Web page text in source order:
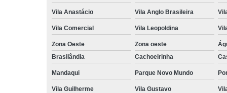
Vila Anastácio Vila Anglo Brasileira
Vila Comercial Vila Leopoldina
Zona Oeste Zona oeste
Brasilândia
Cachoeirinha
Mandaqui Parque Novo Mundo
Vila Guilherme Vila Gustavo